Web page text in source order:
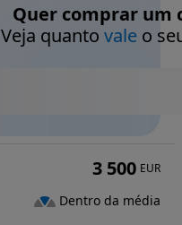
Quer comprar um
Veja quanto valeo
3 500 EUR
Dentro da média